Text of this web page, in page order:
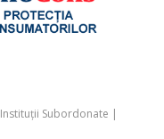
Instituții Subordonate |